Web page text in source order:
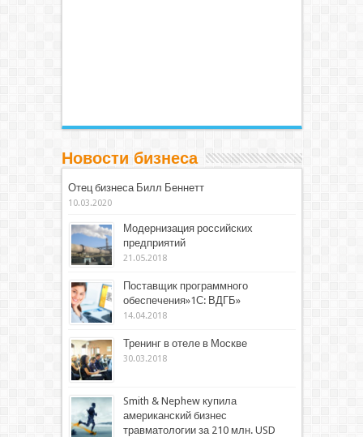
Новости бизнеса
Отец бизнеса Билл Беннетт
10.03.2020
Модернизация российских
предприятий
21.05.2018
Поставщик программного
обеспечения»1С: ВДГБ»
14.04.2018
Тренинг в отеле в Москве
30.03.2018
Smith & Nephew купила
американский бизнес
травматологии за 210 млн. USD